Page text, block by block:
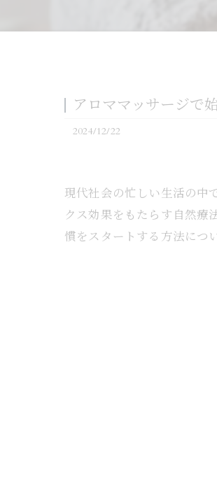
アロママッサージで
2024/12/22
現代社会の忙しい生活の中
クス効果をもたらす自然療
慣をスタートする方法につ